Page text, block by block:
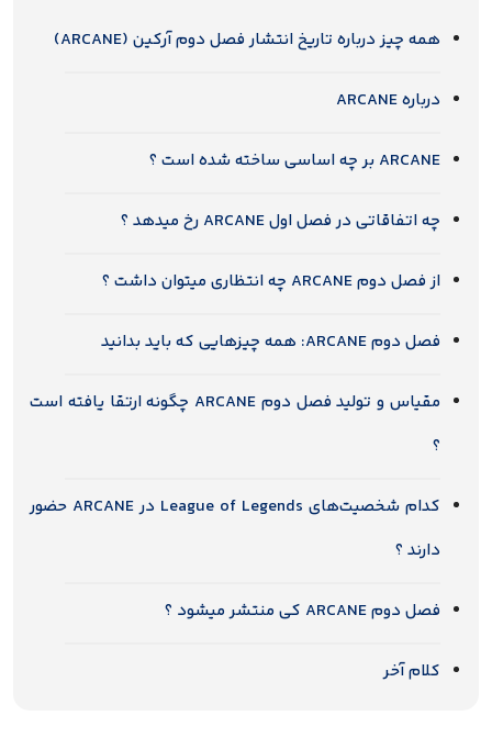
همه چیز درباره تاریخ انتشار فصل دوم آرکین (ARCANE)
درباره ARCANE
ARCANE بر چه اساسی ساخته شده است ؟
چه اتفاقاتی در فصل اول ARCANE رخ میدهد ؟
از فصل دوم ARCANE چه انتظاری میتوان داشت ؟
فصل دوم ARCANE: همه چیزهایی که باید بدانید
مقیاس و تولید فصل دوم ARCANE چگونه ارتقا یافته است
؟
کدام شخصیت‌های League of Legends در ARCANE حضور
دارند ؟
فصل دوم ARCANE کی منتشر میشود ؟
کلام آخر